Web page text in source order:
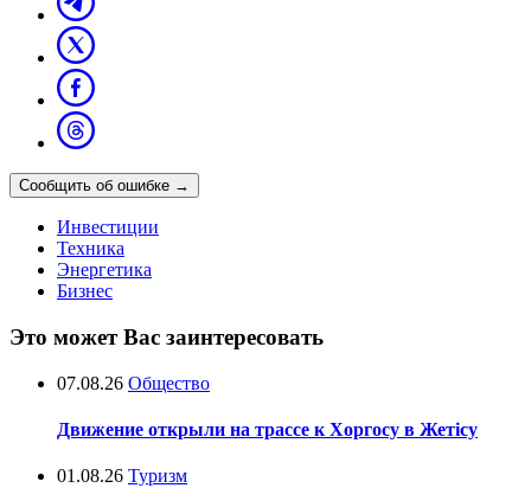
Сообщить об ошибке →
Инвестиции
Техника
Энергетика
Бизнес
Это может Вас заинтересовать
07.08.26 Общество
Движение открыли на трассе к Хоргосу в Жетісу
01.08.26 Туризм